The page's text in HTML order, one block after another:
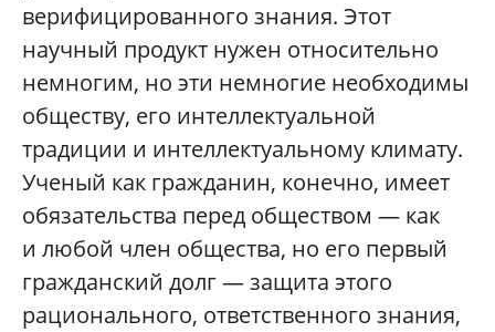
верифицированного знания. Этот
научный продукт нужен относительно
немногим, но эти немногие необходимы
обществу, его интеллектуальной
традиции и интеллектуальному климату.
Ученый как гражданин, конечно, имеет
обязательства перед обществом — как
и любой член общества, но его первый
гражданский долг — защита этого
рационального, ответственного знания,